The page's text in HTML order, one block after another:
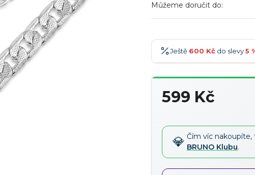
Můžeme doručit do:
Ještě 600 Kč do slevy5
900 Kč → -7 %
1 500 Kč -15 %
599 Kč
Čím víc
BRUNO Klubu.